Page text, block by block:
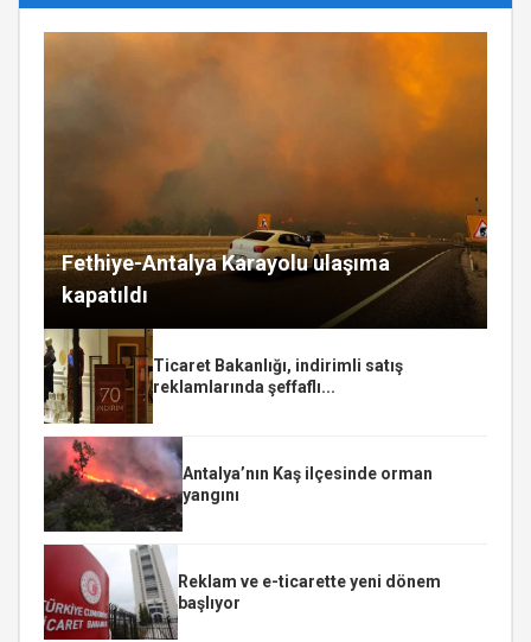
Fethiye-Antalya Karayolu ulaşıma
kapatıldı
Ticaret Bakanlığı, indirimli satış
reklamlarında şeffaflı...
Antalya’nın Kaş ilçesinde orman
yangını
Reklam ve e-ticarette yeni dönem
başlıyor